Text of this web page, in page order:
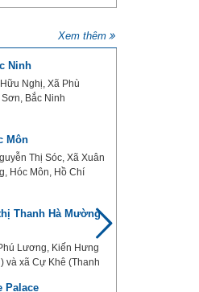
Xem thêm
Ninh
Nghị, Xã Phù
Bắc Ninh
Môn
Thị Sóc, Xã Xuân
Hóc Môn, Hồ Chí
Thanh Hà Mường
Lương, Kiến Hưng
và xã Cự Khê (Thanh
Palace